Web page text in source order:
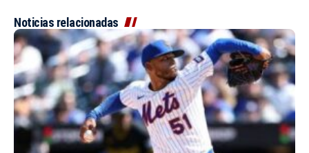
Noticias relacionadas